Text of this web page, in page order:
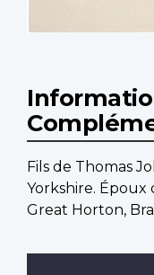
Fils de Thomas
Yorkshire. Époux
Great Horton,